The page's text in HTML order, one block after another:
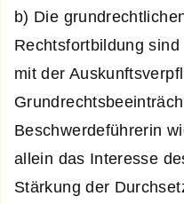
b) Die
Rechtsfortbildung
mit der
Beschwerdeführerin
allein das Interesse
Stärkung der